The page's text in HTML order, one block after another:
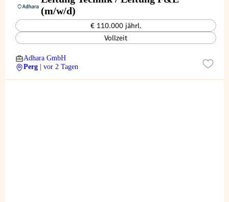
(m/w/d)
€ 110.000 jährl.
Vollzeit
Adhara GmbH
Perg
| vor 2 Tagen